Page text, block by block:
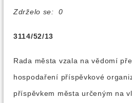
Zdrželo se: 0
3114/52/13
Rada města vzala na vědomí
hospodaření příspěvkové
příspěvkem města určeným na